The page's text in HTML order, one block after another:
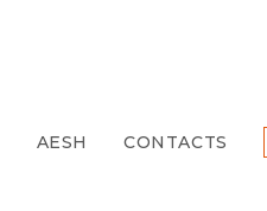
AESH CONTACTS